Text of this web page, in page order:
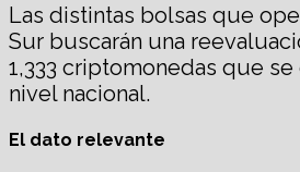
Las distintas bolsas que
Sur buscarán una
1,333 criptomonedas que
nivel nacional.
El dato relevante